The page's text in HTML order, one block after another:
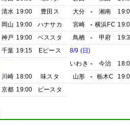
清水 19:00
豊田ス
岡山 19:00
ハナサカ
神戸 19:00
ベススタ
千葉 19:15
Eピース
川崎 18:00
味スタ
京都 19:00 ピースタ
大分
- 湘南
宮崎
- 横浜FC
鳥栖
- 甲府
8/9 (日)
いわき - 今治
山形
- 栃木C